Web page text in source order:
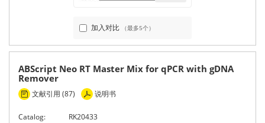
加入对比 （最多5个）
ABScript Neo RT Master Mix for qPCR with gDNA
Remover
文献引用 (87) 说明书
Catalog:
RK20433